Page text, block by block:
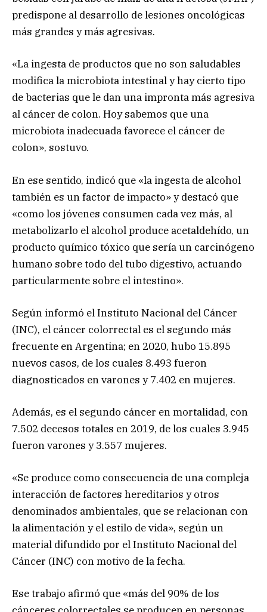
predispone al desarrollo de lesiones oncológicas
más grandes y más agresivas.
«La ingesta de productos que no son saludables
modifica la microbiota intestinal y hay cierto tipo
de bacterias que le dan una impronta más agresiva
al cáncer de colon. Hoy sabemos que una
microbiota inadecuada favorece el cáncer de
colon», sostuvo.
En ese sentido, indicó que «la ingesta de alcohol
también es un factor de impacto» y destacó que
«como los jóvenes consumen cada vez más, al
metabolizarlo el alcohol produce acetaldehído, un
producto químico tóxico que sería un carcinógeno
humano sobre todo del tubo digestivo, actuando
particularmente sobre el intestino».
Según informó el Instituto Nacional del Cáncer
(INC), el cáncer colorrectal es el segundo más
frecuente en Argentina; en 2020, hubo 15.895
nuevos casos, de los cuales 8.493 fueron
diagnosticados en varones y 7.402 en mujeres.
Además, es el segundo cáncer en mortalidad, con
7.502 decesos totales en 2019, de los cuales 3.945
fueron varones y 3.557 mujeres.
«Se produce como consecuencia de una compleja
interacción de factores hereditarios y otros
denominados ambientales, que se relacionan con
la alimentación y el estilo de vida», según un
material difundido por el Instituto Nacional del
Cáncer (INC) con motivo de la fecha.
Ese trabajo afirmó que «más del 90% de los